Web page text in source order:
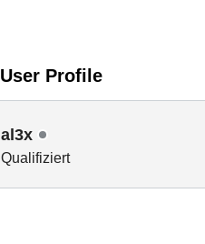
User Profile
al3x
Qualifiziert